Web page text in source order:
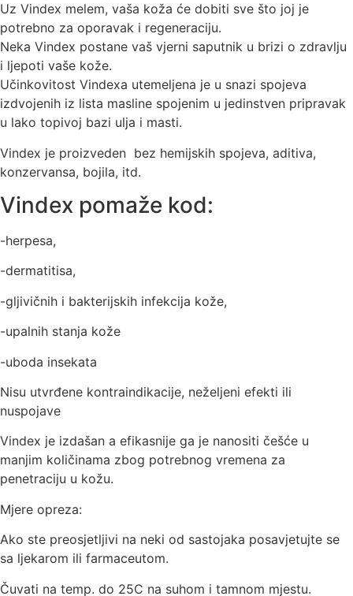
Uz Vindex melem, vaša koža će dobiti sve što joj je
potrebno za oporavak i regeneraciju.
Neka Vindex postane vaš vjerni saputnik u brizi o zdravlju
i ljepoti vaše kože.
Učinkovitost Vindexa utemeljena je u snazi spojeva
izdvojenih iz lista masline spojenim u jedinstven pripravak
u lako topivoj bazi ulja i masti.
Vindex je proizveden bez hemijskih spojeva, aditiva,
konzervansa, bojila, itd.
Vindex pomaže kod:
-herpesa,
-dermatitisa,
-gljivičnih i bakterijskih infekcija kože,
-upalnih stanja kože
-uboda insekata
Nisu utvrđene kontraindikacije, neželjeni efekti ili
nuspojave
Vindex je izdašan a efikasnije ga je nanositi češće u
manjim količinama zbog potrebnog vremena za
penetraciju u kožu.
Mjere opreza:
Ako ste preosjetljivi na neki od sastojaka posavjetujte se
sa ljekarom ili farmaceutom.
Čuvati na temp. do 25C na suhom i tamnom mjestu.